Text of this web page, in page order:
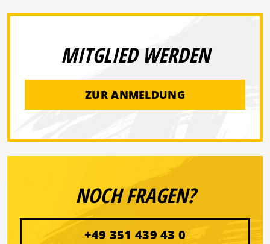
MITGLIED WERDEN
ZUR ANMELDUNG
NOCH FRAGEN?
+49 351 439 43 0